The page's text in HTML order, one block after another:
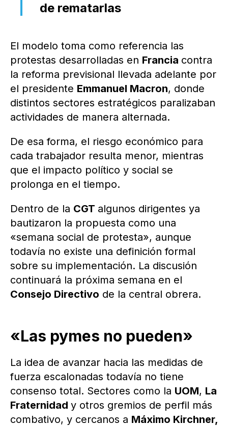
de rematarlas
El modelo toma como referencia las
protestas desarrolladas en Francia contra
la reforma previsional llevada adelante por
el presidente Emmanuel Macron, donde
distintos sectores estratégicos paralizaban
actividades de manera alternada.
De esa forma, el riesgo económico para
cada trabajador resulta menor, mientras
que el impacto político y social se
prolonga en el tiempo.
Dentro de la CGT algunos dirigentes ya
bautizaron la propuesta como una
«semana social de protesta», aunque
todavía no existe una definición formal
sobre su implementación. La discusión
continuará la próxima semana en el
Consejo Directivo de la central obrera.
«Las pymes no pueden»
La idea de avanzar hacia las medidas de
fuerza escalonadas todavía no tiene
consenso total. Sectores como la UOM, La
Fraternidad y otros gremios de perfil más
combativo, y cercanos a Máximo Kirchner,